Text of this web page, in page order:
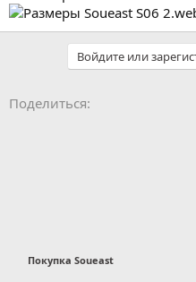
Войдите или
Поделиться:
Покупка Soueast